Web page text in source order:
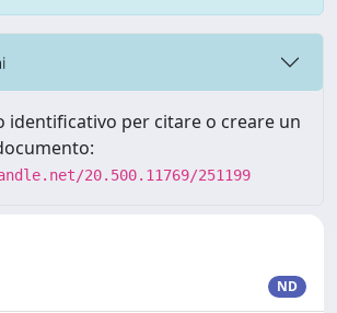
identificativo per citare o creare un
20.500.11769/251199
ND